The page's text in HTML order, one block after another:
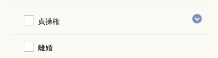
貞操権
離婚